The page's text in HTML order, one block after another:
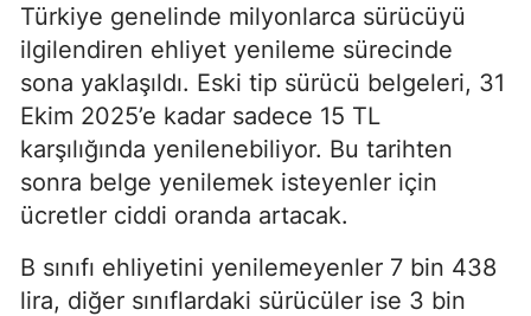
Türkiye genelinde milyonlarca sürücüyü
ilgilendiren ehliyet yenileme sürecinde
sona yaklaşıldı. Eski tip sürücü belgeleri, 31
Ekim 2025’e kadar sadece 15 TL
karşılığında yenilenebiliyor. Bu tarihten
sonra belge yenilemek isteyenler için
ücretler ciddi oranda artacak.
B sınıfı ehliyetini yenilemeyenler 7 bin 438
lira, diğer sınıflardaki sürücüler ise 3 bin